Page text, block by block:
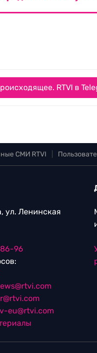
RTVI в
СМИ RTVI
ул. Ленинская
96
eu@rtvi.com